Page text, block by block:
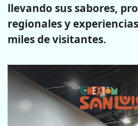
llevando sus sabores,
regionales y
miles de visitantes.